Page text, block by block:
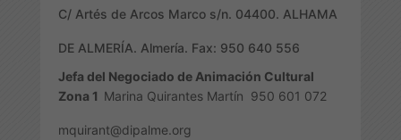
C/ Artés de Arcos Marco s/n. 04400. ALHAMA
DE ALMERÍA. Almería. Fax: 950 640 556
Jefa del Negociado de Animación Cultural
Zona 1 Marina Quirantes Martín 950 601 072
mquirant@dipalme.org